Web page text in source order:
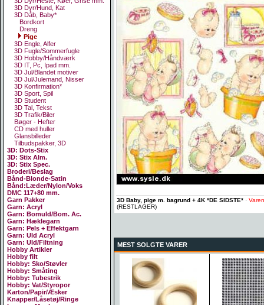
3D Dyr/Hund, Kat
3D Dåb, Baby*
Bordkort
Dreng
Pige
3D Engle, Alfer
3D Fugle/Sommerfugle
3D Hobby/Håndværk
3D IT, Pc, Ipad mm.
3D Jul/Blandet motiver
3D Jul/Julemand, Nisser
3D Konfirmation*
3D Sport, Spil
3D Student
3D Tal, Tekst
3D Trafik/Biler
Bøger - Hefter
CD med huller
Glansbilleder
Tilbudspakker, 3D
3D: Dots-Stix
3D: Stix Alm.
3D: Stix Spec.
Broderi/Beslag
Bånd-Blonde-Satin
Bånd:Læder/Nylon/Voks
DMC 117+80 mm.
Garn Pakker
Garn: Acryl
Garn: Bomuld/Bom. Ac.
Garn: Hæklegarn
Garn: Pels + Effektgarn
Garn: Uld Acryl
Garn: Uld/Filtning
Hobby Artikler
Hobby filt
Hobby: Sko/Støvler
Hobby: Småting
Hobby: Tubestrik
Hobby: Vat/Styropor
Karton/Papir/Æsker
Knapper/Låsetøj/Ringe
3D Baby, pige m. bagrund + 4K *DE SIDSTE* ·
(RESTLAGER)
MEST SOLGTE VARER